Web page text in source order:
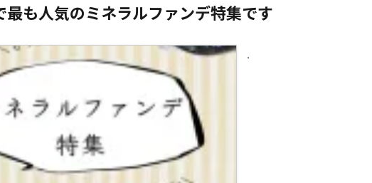
最も人気のミネラルファンデ特集です
.